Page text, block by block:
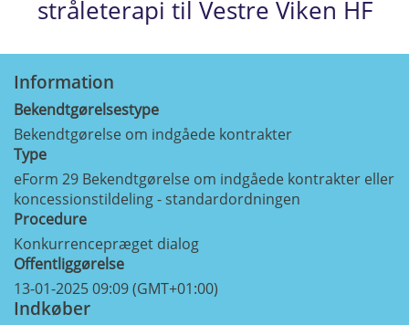
stråleterapi til Vestre Viken HF
Information
Bekendtgørelsestype
Bekendtgørelse om indgåede kontrakter
Type
eForm 29 Bekendtgørelse om indgåede kontrakter eller
koncessionstildeling - standardordningen
Procedure
Konkurrencepræget dialog
Offentliggørelse
13-01-2025 09:09 (GMT+01:00)
Indkøber